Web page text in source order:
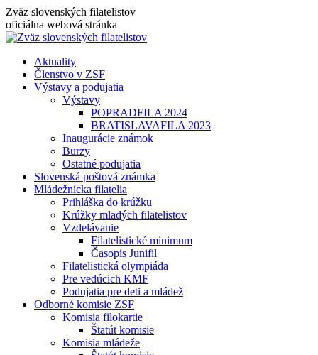
Skip
to
content
Zväz slovenských filatelistov
oficiálna webová stránka
Aktuality
Členstvo v ZSF
Výstavy a podujatia
Výstavy
POPRADFILA 2024
BRATISLAVAFILA 2023
Inaugurácie známok
Burzy
Ostatné podujatia
Slovenská poštová známka
Mládežnícka filatelia
Prihláška do krúžku
Krúžky mladých filatelistov
Vzdelávanie
Filatelistické minimum
Časopis Junifil
Filatelistická olympiáda
Pre vedúcich KMF
Podujatia pre deti a mládež
Odborné komisie ZSF
Komisia filokartie
Štatút komisie
Komisia mládeže